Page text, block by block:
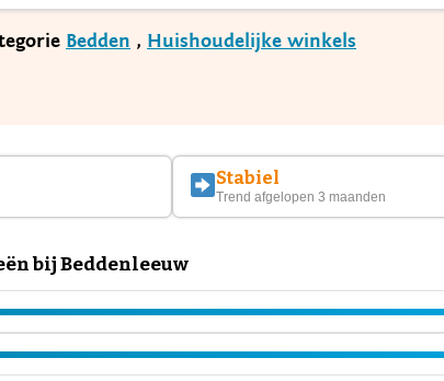
Bedden , Huishoudelijke winkels
Stabiel
Trend afgelopen 3 maanden
bij Beddenleeuw